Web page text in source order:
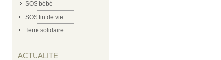
SOS bébé
SOS fin de vie
Terre solidaire
ACTUALITE